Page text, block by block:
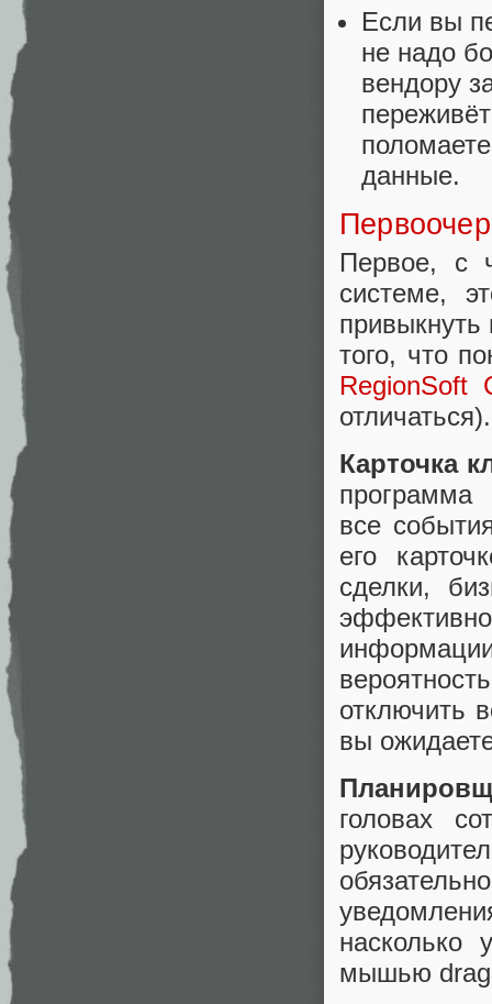
Если вы
не надо
вендору
данные.
Первое, с
системе,
привыкнуть
того, что
RegionSoft
отличаться).
Карточка
программа
все
его
сделки,
отключить
вы
головах
насколько
мышью